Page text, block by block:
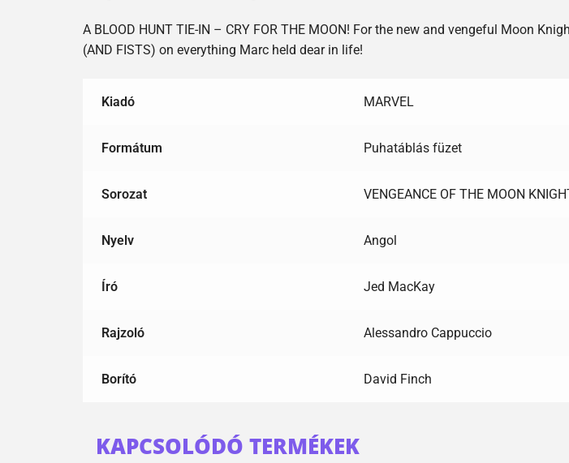
A BLOOD HUNT TIE-IN – CRY FOR THE MOON! For the new and vengeful Moon
(AND FISTS) on everything Marc held dear in life!
Kiadó MARVEL
Formátum Puhatáblás füzet
Sorozat VENGEANCE OF THE MOON
Nyelv Angol
Író Jed MacKay
Rajzoló Alessandro Cappuccio
Borító David Finch
KAPCSOLÓDÓ TERMÉKEK